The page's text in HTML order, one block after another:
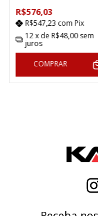
R$576,03
R$547,23 com Pix
12x de R$48,00 sem
juros
COMPRAR